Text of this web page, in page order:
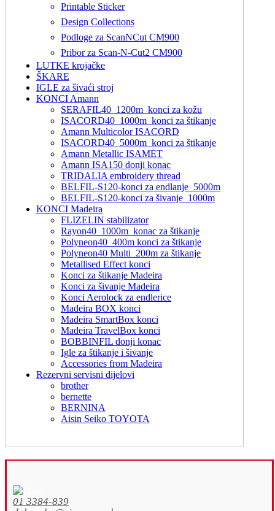
Printable Sticker
Design Collections
Podloge za ScanNCut CM900
Pribor za Scan-N-Cut2 CM900
LUTKE krojačke
ŠKARE
IGLE za šivaći stroj
KONCI Amann
SERAFIL40_1200m_konci za kožu
ISACORD40_1000m_konci za štikanje
Amann Multicolor ISACORD
ISACORD40_5000m_konci za štikanje
Amann Metallic ISAMET
Amann ISA150 donji konac
TRIDALIA embroidery thread
BELFIL-S120-konci za endlanje_5000m
BELFIL-S120-konci za šivanje_1000m
KONCI Madeira
FLIZELIN stabilizator
Rayon40_1000m_konac za štikanje
Polyneon40_400m konci za štikanje
Polyneon40 Multi_200m za štikanje
Metallised Effect konci
Konci za štikanje Madeira
Konci za šivanje Madeira
Konci Aerolock za endlerice
Madeira BOX konci
Madeira SmartBox konci
Madeira TravelBox konci
BOBBINFIL donji konac
Igle za štikanje i šivanje
Accessories from Madeira
Rezervni servisni dijelovi
brother
bernette
BERNINA
Aisin Seiko TOYOTA
01 3384-839